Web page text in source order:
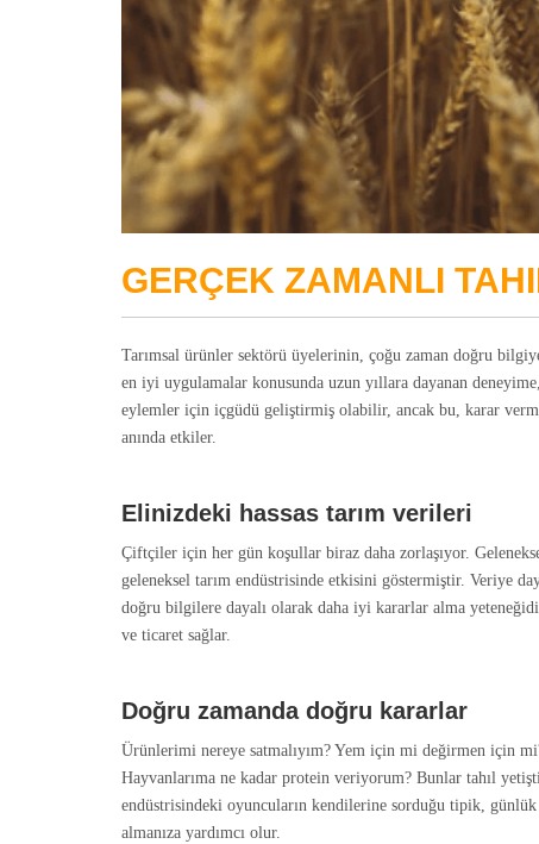
GERÇEK ZAMANLI
Tarımsal ürünler sektörü üyelerinin, çoğu zaman doğru
en iyi uygulamalar konusunda uzun yıllara dayanan
eylemler için içgüdü geliştirmiş olabilir, ancak bu, karar
anında etkiler.
Elinizdeki hassas tarım verileri
Çiftçiler için her gün koşullar biraz daha zorlaşıyor.
geleneksel tarım endüstrisinde etkisini göstermiştir. Veriye
doğru bilgilere dayalı olarak daha iyi kararlar alma
ve ticaret sağlar.
Doğru zamanda doğru kararlar
Ürünlerimi nereye satmalıyım? Yem için mi değirmen için
Hayvanlarıma ne kadar protein veriyorum? Bunlar tahıl
endüstrisindeki oyuncuların kendilerine sorduğu tipik,
almanıza yardımcı olur.